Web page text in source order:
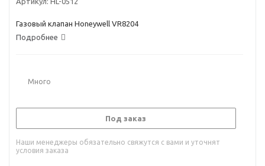
Газовый клапан Honeywell VR8204
Подробнее
Много
Под заказ
Наши менеджеры обязательно свяжутся с вами и уточнят
условия заказа